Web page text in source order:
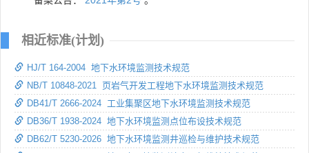
相近标准(计划)
HJ/T 164-2004 地下水环境监测技术规范
NB/T 10848-2021 页岩气开发工程地下水环境监测技术规范
DB41/T 2666-2024 工业集聚区地下水环境监测技术规范
DB36/T 1938-2024 地下水环境监测点位布设技术规范
DB62/T 5230-2026 地下水环境监测井巡检与维护技术规范